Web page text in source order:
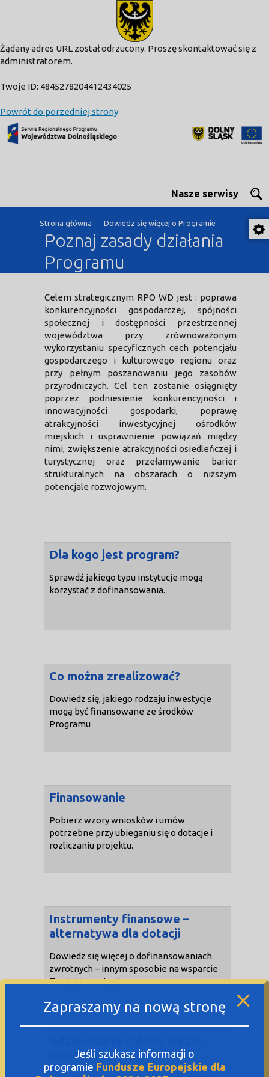
Żądany adres URL został odrzucony. Proszę skontaktować się z
administratorem.
Twoje ID: 4845278204412434025
Powrót do porzedniej strony
Nasze serwisy
Strona główna Dowiedz się więcej o Programie
Poznaj zasady działania
Programu
Celem strategicznym RPO WD jest : poprawa
konkurencyjności gospodarczej, spójności
społecznej i dostępności przestrzennej
województwa przy zrównoważonym
wykorzystaniu specyficznych cech potencjału
gospodarczego i kulturowego regionu oraz
przy pełnym poszanowaniu jego zasobów
przyrodniczych. Cel ten zostanie osiągnięty
poprzez podniesienie konkurencyjności i
innowacyjności gospodarki, poprawę
atrakcyjności inwestycyjnej ośrodków
miejskich i usprawnienie powiązań między
nimi, zwiększenie atrakcyjności osiedleńczej i
turystycznej oraz przełamywanie barier
strukturalnych na obszarach o niższym
potencjale rozwojowym.
Dla kogo jest program?
Sprawdź jakiego typu instytucje mogą
korzystać z dofinansowania.
Co można zrealizować?
Dowiedz się, jakiego rodzaju inwestycje
mogą być finansowane ze środków
Programu
Finansowanie
Pobierz wzory wniosków i umów
potrzebne przy ubieganiu się o dotacje i
rozliczaniu projektu.
Instrumenty finansowe –
alternatywa dla dotacji
Dowiedz się więcej o dofinansowaniach
zwrotnych – innym sposobie na wsparcie
Twojej inwestycji.
wsparcie zwrotne?
modal-check
Zapraszamy na nową stronę
Jeśli szukasz informacji o
programie Fundusze Europejskie dla